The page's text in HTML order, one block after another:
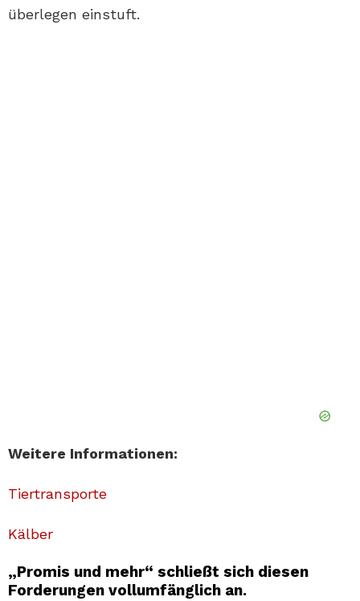
überlegen einstuft.
Weitere Informationen:
Tiertransporte
Kälber
„Promis und mehr“ schließt sich diesen
Forderungen vollumfänglich an.